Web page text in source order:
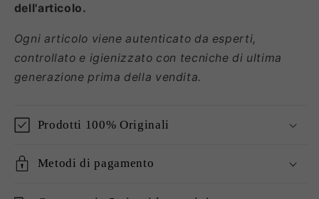
dell'articolo.
Ogni articolo viene autenticato da esperti,
controllato e igienizzato con tecniche di ultima
generazione prima della vendita.
Prodotti 100% Originali
Metodi di pagamento